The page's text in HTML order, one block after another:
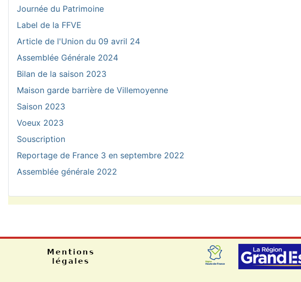
Journée du Patrimoine
Label de la FFVE
Article de l'Union du 09 avril 24
Assemblée Générale 2024
Bilan de la saison 2023
Maison garde barrière de Villemoyenne
Saison 2023
Voeux 2023
Souscription
Reportage de France 3 en septembre 2022
Assemblée générale 2022